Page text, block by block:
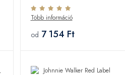
Több információ
od 7 154 Ft